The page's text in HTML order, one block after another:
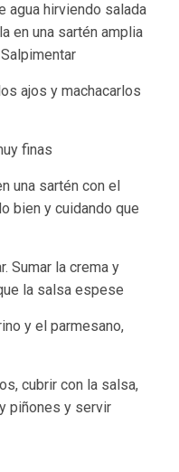
agua hirviendo salada
en una sartén amplia
ajos y machacarlos
finas
una sartén con el
bien y cuidando que
Sumar la crema y
la salsa espese
y el parmesano,
cubrir con la salsa,
piñones y servir